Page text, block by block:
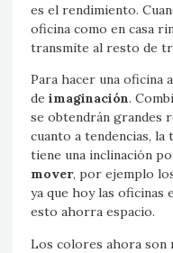
es el rendimiento.
oficina como en casa
transmite al resto de
Para hacer una oficina
de imaginación.
se obtendrán grandes
cuanto a tendencias, la
tiene una inclinación
mover, por ejemplo
ya que hoy las oficinas
esto ahorra espacio.
Los colores ahora son